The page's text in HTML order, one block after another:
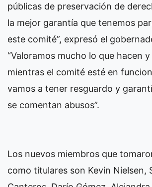
públicas de preservación de
la mejor garantía que tenemos
este comité”, expresó el
“Valoramos mucho lo que hacen
mientras el comité esté en
vamos a tener resguardo y
se comentan abusos”.
Los nuevos miembros que
como titulares son Kevin Nielsen,